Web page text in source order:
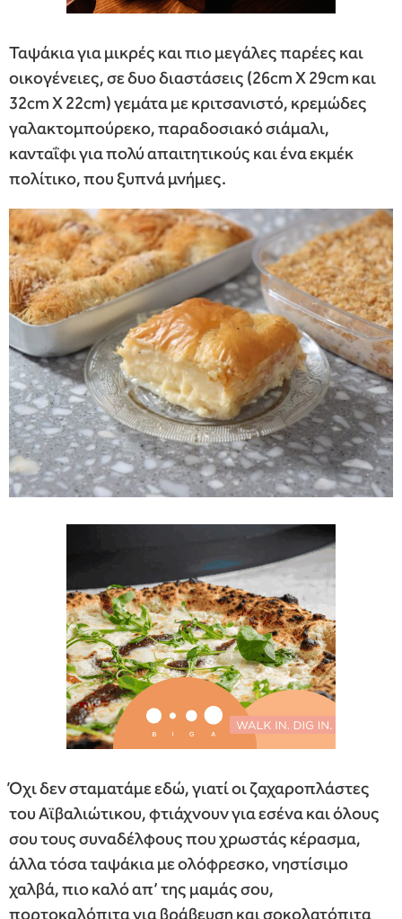
Ταψάκια για μικρές και πιο μεγάλες παρέες και
οικογένειες, σε δυο διαστάσεις (26cm X 29cm και
32cm X 22cm) γεμάτα με κριτσανιστό, κρεμώδες
γαλακτομπούρεκο, παραδοσιακό σιάμαλι,
κανταΐφι για πολύ απαιτητικούς και ένα εκμέκ
πολίτικο, που ξυπνά μνήμες.
Όχι δεν σταματάμε εδώ, γιατί οι ζαχαροπλάστες
του Αϊβαλιώτικου, φτιάχνουν για εσένα και όλους
σου τους συναδέλφους που χρωστάς κέρασμα,
άλλα τόσα ταψάκια με ολόφρεσκο, νηστίσιμο
χαλβά, πιο καλό απ’ της μαμάς σου,
πορτοκαλόπιτα για βράβευση και σοκολατόπιτα